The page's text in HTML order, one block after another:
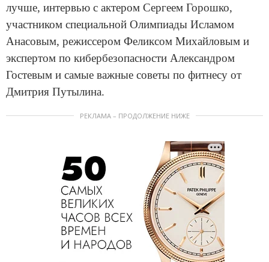
лучше, интервью с актером Сергеем Горошко,
участником специальной Олимпиады Исламом
Анасовым, режиссером Феликсом Михайловым и
экспертом по кибербезопасности Александром
Гостевым и самые важные советы по фитнесу от
Дмитрия Путылина.
РЕКЛАМА – ПРОДОЛЖЕНИЕ НИЖЕ